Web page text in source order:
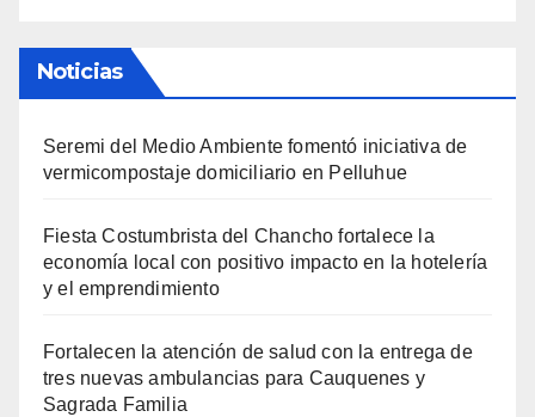
Noticias
Seremi del Medio Ambiente fomentó iniciativa de
vermicompostaje domiciliario en Pelluhue
Fiesta Costumbrista del Chancho fortalece la
economía local con positivo impacto en la hotelería
y el emprendimiento
Fortalecen la atención de salud con la entrega de
tres nuevas ambulancias para Cauquenes y
Sagrada Familia